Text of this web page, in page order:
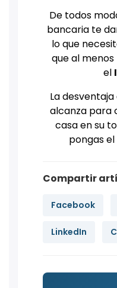
De todos
bancaria te
lo que
que al
el
La
alcanza para
casa en su
pongas
Compartir
Facebook
LinkedIn